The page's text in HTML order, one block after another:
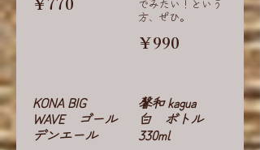
でみたい！という
方、ぜひ。
￥990
KONA BIG
WAVE ゴール
デンエール
馨和 kagua
白 ボトル
330ml